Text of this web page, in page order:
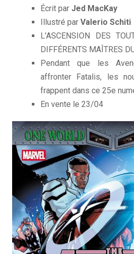
Écrit par Jed MacKay
Illustré par Valerio Schiti
L’ASCENSION DES
DIFFÉRENTS MAÎTRES
Pendant que les
affronter Fatalis, les
frappent dans ce 25e
En vente le 23/04